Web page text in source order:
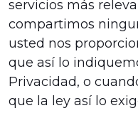
servicios más
compartimos
usted nos
que así lo
Privacidad, o
que la ley así lo